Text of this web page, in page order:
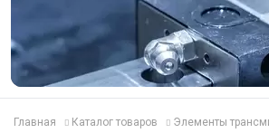
Главная Каталог товаров Элементы